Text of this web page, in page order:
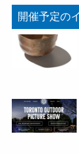
開催予定の